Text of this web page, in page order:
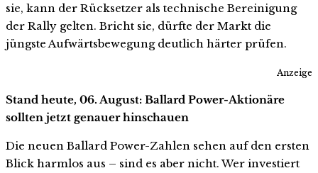
sie, kann der Rücksetzer als technische Bereinigung
der Rally gelten. Bricht sie, dürfte der Markt die
jüngste Aufwärtsbewegung deutlich härter prüfen.
Anzeige
Stand heute, 06. August: Ballard Power-Aktionäre
sollten jetzt genauer hinschauen
Die neuen Ballard Power-Zahlen sehen auf den ersten
Blick harmlos aus – sind es aber nicht. Wer investiert